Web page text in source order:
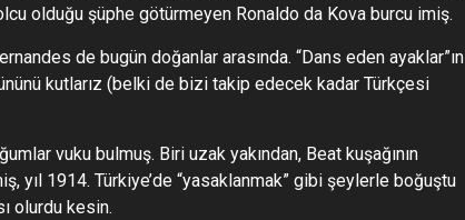
olduğu şüphe götürmeyen Ronaldo da Kova burcu imiş.
de bugün doğanlar arasında. “Dans eden ayaklar”ın
kutlarız (belki de bizi takip edecek kadar Türkçesi
vuku bulmuş. Biri uzak yakından, Beat kuşağının
yıl 1914. Türkiye’de “yasaklanmak” gibi şeylerle boğuştu
olurdu kesin.